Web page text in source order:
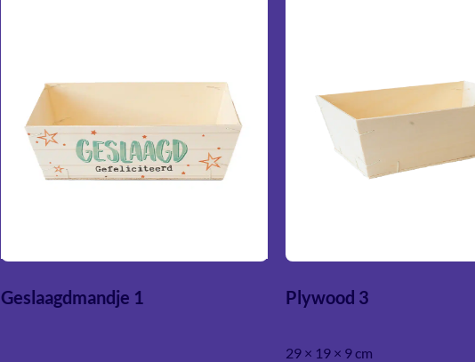
Geslaagdmandje 1 Plywood 3
29 × 19 × 9 cm